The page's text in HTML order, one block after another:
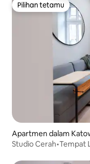
Pilihan tetamu
Pilihan tetamu
Apartmen dalam
Studio Cerah•Tempat